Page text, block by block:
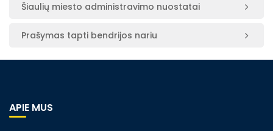
Šiaulių miesto administravimo nuostatai
Prašymas tapti bendrijos nariu
APIE MUS